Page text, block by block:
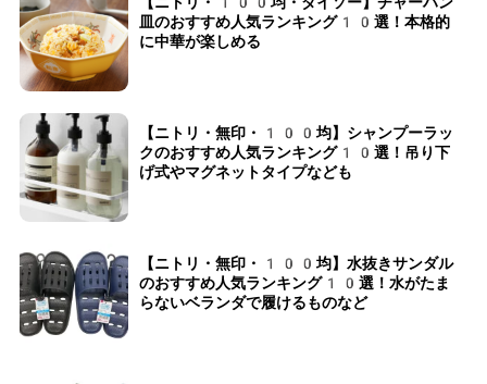
皿のおすすめ人気ランキング10選！本格的
に中華が楽しめる
【ニトリ・無印・100均】シャンプーラッ
クのおすすめ人気ランキング10選！吊り下
げ式やマグネットタイプなども
【ニトリ・無印・100均】水抜きサンダル
のおすすめ人気ランキング10選！水がたま
らないベランダで履けるものなど